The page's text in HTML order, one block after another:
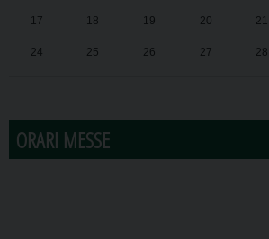
17 18 19 20 21
24 25 26 27 28
ORARI MESSE